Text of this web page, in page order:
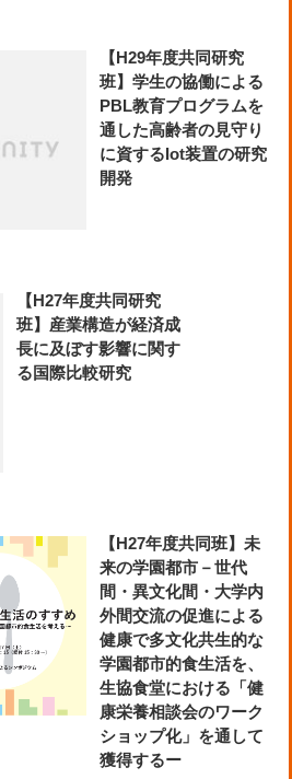
【H29年度共同研究
班】学生の協働による
PBL教育プログラムを
通した高齢者の見守り
に資するIot装置の研究
開発
【H27年度共同研究
班】産業構造が経済成
長に及ぼす影響に関す
る国際比較研究
【H27年度共同班】未
来の学園都市－世代
間・異文化間・大学内
外間交流の促進による
健康で多文化共生的な
学園都市的食生活を、
生協食堂における「健
康栄養相談会のワーク
ショップ化」を通して
獲得するー